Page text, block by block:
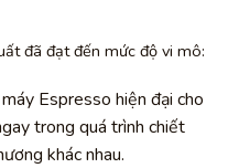
đã đạt đến mức độ vi mô:
Espresso hiện đại cho
trong quá trình chiết
khác nhau.